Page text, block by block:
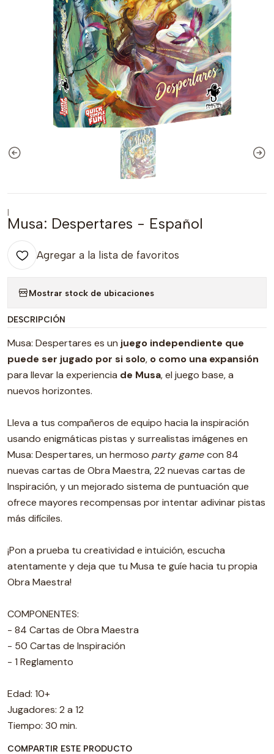
|
Musa: Despertares - Español
Agregar a la lista de favoritos
Mostrar stock de ubicaciones
DESCRIPCIÓN
Musa: Despertares es un juego independiente que
puede ser jugado por si solo, o como una expansión
para llevar la experiencia de Musa, el juego base, a
nuevos horizontes.
Lleva a tus compañeros de equipo hacia la inspiración
usando enigmáticas pistas y surrealistas imágenes en
Musa: Despertares, un hermoso party gamecon 84
nuevas cartas de Obra Maestra, 22 nuevas cartas de
Inspiración, y un mejorado sistema de puntuación que
ofrece mayores recompensas por intentar adivinar pistas
más difíciles.
¡Pon a prueba tu creatividad e intuición, escucha
atentamente y deja que tu Musa te guíe hacia tu propia
Obra Maestra!
COMPONENTES:
- 84 Cartas de Obra Maestra
- 50 Cartas de Inspiración
- 1 Reglamento
Edad: 10+
Jugadores: 2 a 12
Tiempo: 30 min.
COMPARTIR ESTE PRODUCTO